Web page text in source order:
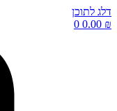
דלג לתוכן
0.00 ₪
0